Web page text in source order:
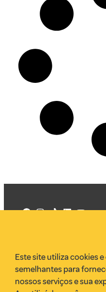
VR Assessoria
Parcerias
Envie uma pauta
Este site utiliza cookies
semelhantes para
nossos serviços e sua